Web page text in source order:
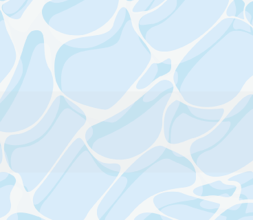
¥880